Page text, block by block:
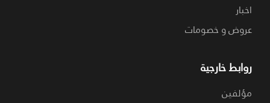
اخبار
عروض و خصومات
روابط خارجية
مؤلفين